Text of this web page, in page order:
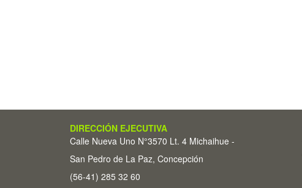
DIRECCIÓN EJECUTIVA
Calle Nueva Uno N°3570 Lt. 4 Michaihue -
San Pedro de La Paz, Concepción
(56-41) 285 32 60